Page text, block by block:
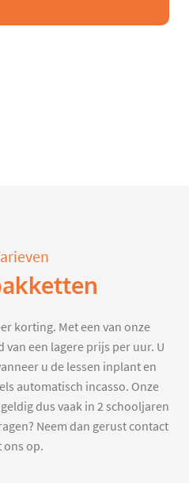
korting. Met een van onze
een lagere prijs per uur. U
u de lessen inplant en
automatisch incasso. Onze
dus vaak in 2 schooljaren
Neem dan gerust contact
ons op.